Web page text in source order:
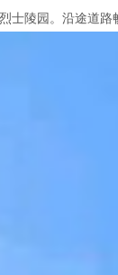
士陵园。沿途道路